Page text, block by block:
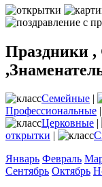
Праздники
Семейные |
Профессиональные |
Церковные |
открытки |
Январь Февраль
Сентябрь Октябрь